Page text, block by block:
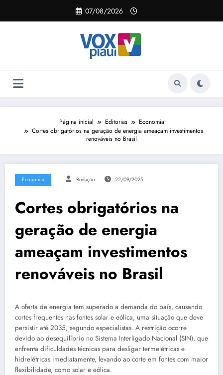
o
07/08/2026
Página inicial Editorias
Economia
Cortes obrigatórios na geração de energia ameaçam investimentos
renováveis no Brasil
Economia Redação 22/09/2025
Cortes obrigatórios na
geração de energia
ameaçam investimentos
renováveis no Brasil
A oferta de energia tem superado a demanda do país, causando
cortes frequentes nas fontes solar e eólica, uma situação que deve
persistir até 2035, segundo especialistas. A restrição ocorre
devido ao desequilíbrio no Sistema Interligado Nacional (SIN), que
enfrenta dificuldades técnicas para desligar termelétricas e
hidrelétricas imediatamente, levando ao corte em fontes com maior
flexibilidade, como solar e eólica.